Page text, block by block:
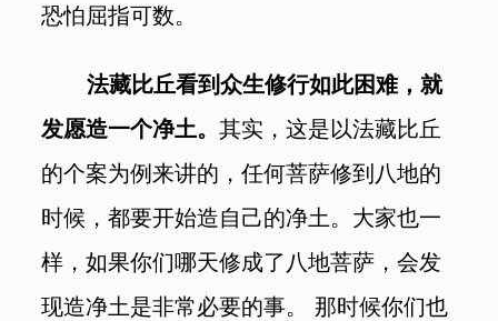
恐怕屈指可数。
法藏比丘看到众生修行如此困难，就
发愿造一个净土。其实，这是以法藏比丘
的个案为例来讲的，任何菩萨修到八地的
时候，都要开始造自己的净土。大家也一
样，如果你们哪天修成了八地菩萨，会发
现造净土是非常必要的事。 那时候你们也